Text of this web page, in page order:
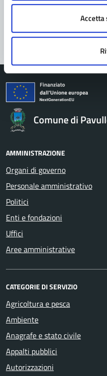
Accetta
Segnala disservizio
Comune di
AMMINISTRAZIONE
Organi di governo
Personale amministrativo
Politici
Enti e fondazioni
Uffici
Aree amministrative
CATEGORIE DI SERVIZIO
Agricoltura e pesca
Ambiente
Anagrafe e stato civile
Appalti pubblici
Autorizzazioni